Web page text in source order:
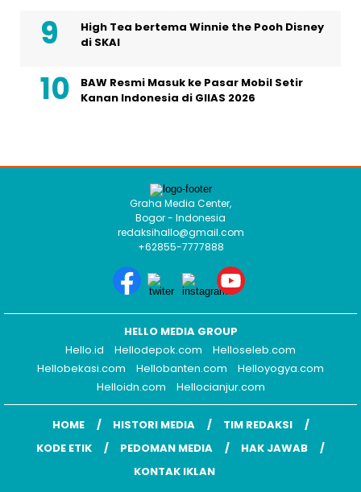
High Tea bertema Winnie the Pooh Disney
di SKAI
BAW Resmi Masuk ke Pasar Mobil Setir
Kanan Indonesia di GIIAS 2026
Graha Media Center,
Bogor - Indonesia
redaksihallo@gmail.com
+62855-7777888
HELLO MEDIA GROUP
Hello.id
Hellodepok.com
Helloseleb.com
Hellobekasi.com
Hellobanten.com
Helloyogya.com
Helloidn.com
Hellocianjur.com
HOME HISTORI MEDIA
TIM REDAKSI
KODE ETIK
PEDOMAN MEDIA
HAK JAWAB
KONTAK IKLAN